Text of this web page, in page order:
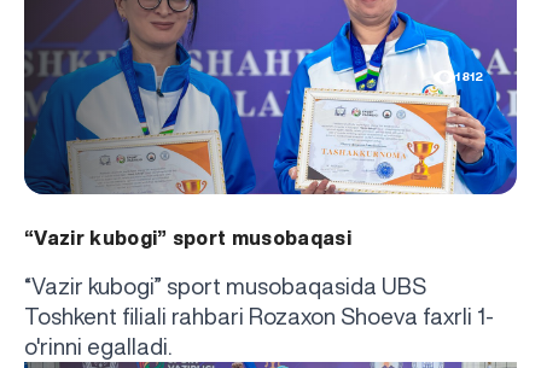
1812
“Vazir kubogi” sport musobaqasi
“Vazir kubogi” sport musobaqasida UBS
Toshkent filiali rahbari Rozaxon Shoeva faxrli 1-
o'rinni egalladi.